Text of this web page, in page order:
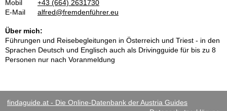
Mobil
+43 (664) 2631730
E-Mail
alfred@fremdenführer.eu
Über mich:
Führungen und Reisebegleitungen in Österreich und Triest - in den
Sprachen Deutsch und Englisch auch als Drivingguide für bis zu 8
Personen nur nach Voranmeldung
findaguide.at - Die Online-Datenbank der Austria Guides